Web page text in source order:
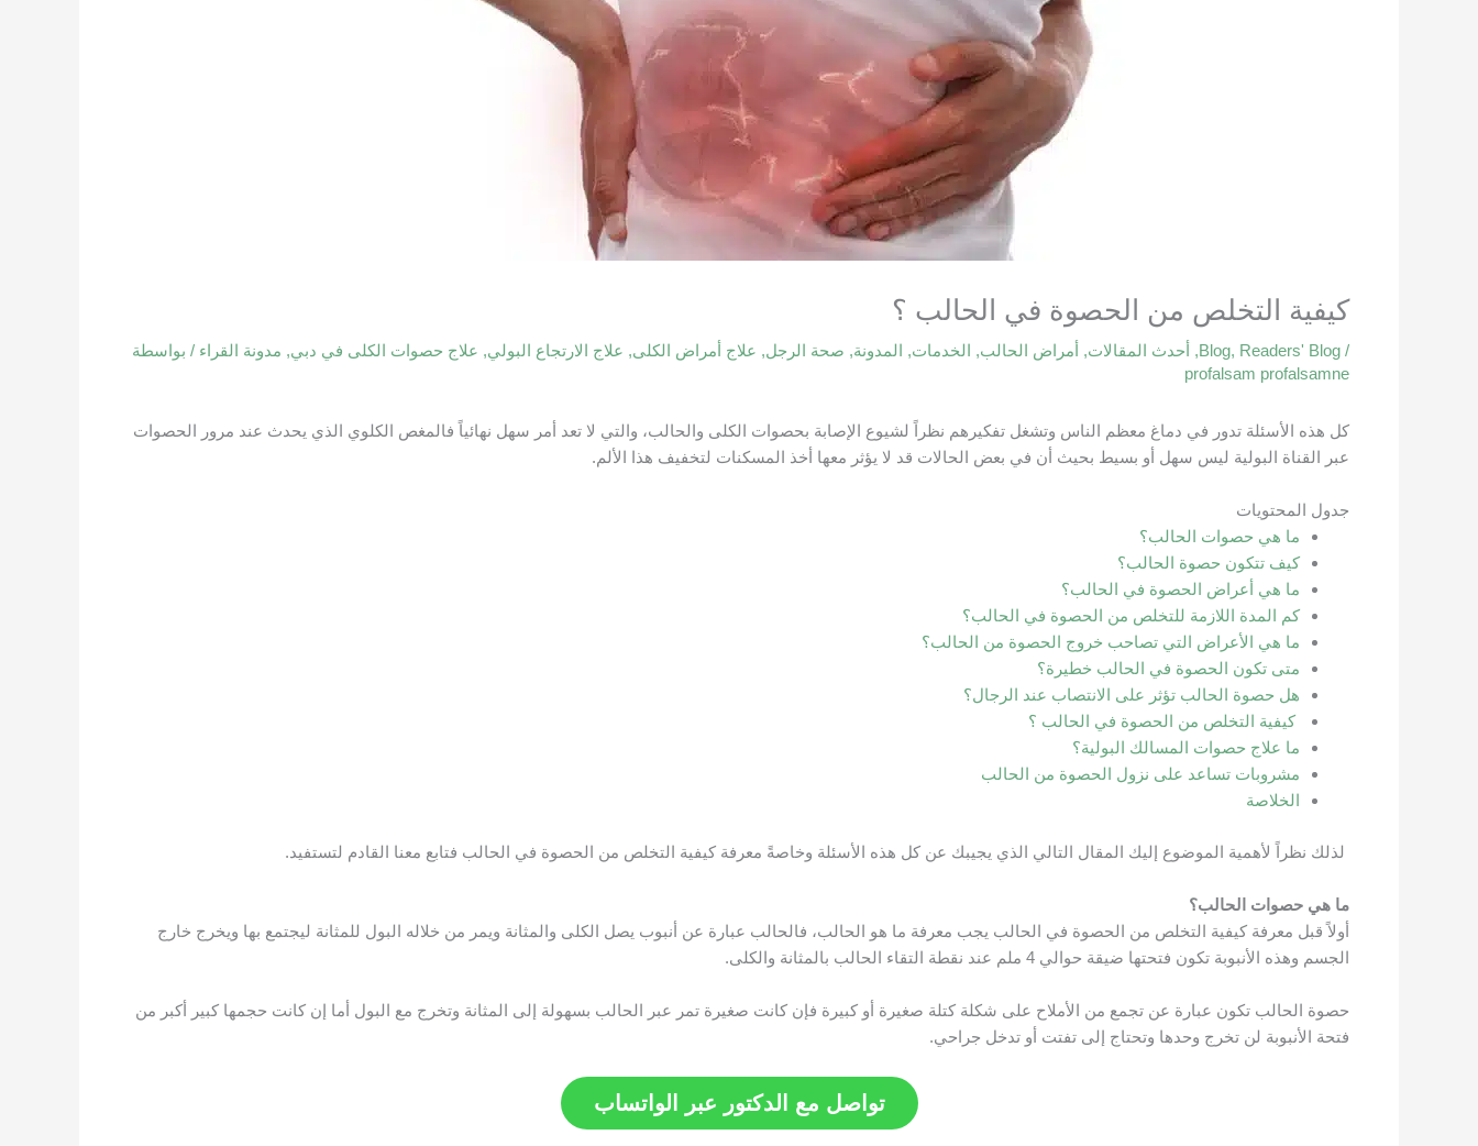
كيفية التخلص من الحصوة في الحالب ؟
/
Blog, Readers' Blog
, أحدث المقالات, أمراض الحالب, الخدمات, المدونة, صحة الرجل, علاج أمراض الكلى, علاج الارتجاع البولي, علاج حصوات الكلى في دبي, مدونة القراء / بواسطة
profalsam profalsamne
كل هذه الأسئلة تدور في دماغ معظم الناس وتشغل تفكيرهم نظراً لشيوع الإصابة بحصوات الكلى والحالب، والتي لا تعد أمر سهل نهائياً فالمغص الكلوي الذي يحدث عند مرور الحصوات
عبر القناة البولية ليس سهل أو بسيط بحيث أن في بعض الحالات قد لا يؤثر معها أخذ المسكنات لتخفيف هذا الألم.
جدول المحتويات
ما هي حصوات الحالب؟
كيف تتكون حصوة الحالب؟
ما هي أعراض الحصوة في الحالب؟
كم المدة اللازمة للتخلص من الحصوة في الحالب؟
ما هي الأعراض التي تصاحب خروج الحصوة من الحالب؟
متى تكون الحصوة في الحالب خطيرة؟
هل حصوة الحالب تؤثر على الانتصاب عند الرجال؟
كيفية التخلص من الحصوة في الحالب ؟
ما علاج حصوات المسالك البولية؟
مشروبات تساعد على نزول الحصوة من الحالب
الخلاصة
لذلك نظراً لأهمية الموضوع إليك المقال التالي الذي يجيبك عن كل هذه الأسئلة وخاصةً معرفة كيفية التخلص من الحصوة في الحالب فتابع معنا القادم لتستفيد.
ما هي حصوات الحالب؟
أولاً قبل معرفة كيفية التخلص من الحصوة في الحالب يجب معرفة ما هو الحالب، فالحالب عبارة عن أنبوب يصل الكلى والمثانة ويمر من خلاله البول للمثانة ليجتمع بها ويخرج خارج
الجسم وهذه الأنبوبة تكون فتحتها ضيقة حوالي 4 ملم عند نقطة التقاء الحالب بالمثانة والكلى.
حصوة الحالب تكون عبارة عن تجمع من الأملاح على شكلة كتلة صغيرة أو كبيرة فإن كانت صغيرة تمر عبر الحالب بسهولة إلى المثانة وتخرج مع البول أما إن كانت حجمها كبير أكبر من
فتحة الأنبوبة لن تخرج وحدها وتحتاج إلى تفتت أو تدخل جراحي.
تواصل مع الدكتور عبر الواتساب